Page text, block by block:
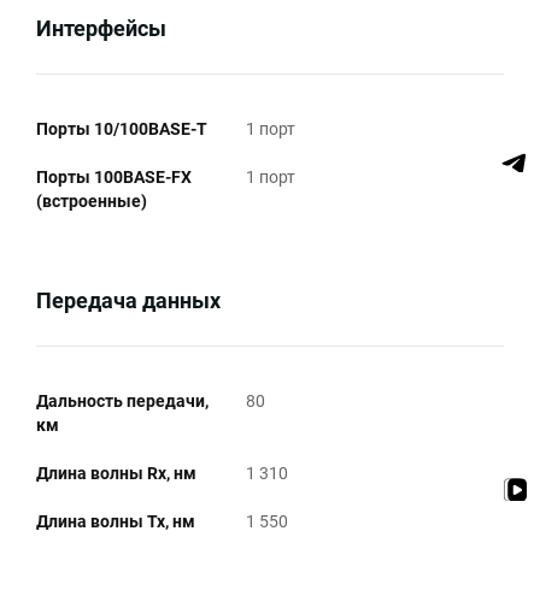
Интерфейсы
Порты 10/100BASE-T 1 порт
Порты 100BASE-FX
(встроенные)
1 порт
Передача данных
Дальность передачи,
км
80
Длина волны Rx, нм 1 310
Длина волны Tx, нм 1 550